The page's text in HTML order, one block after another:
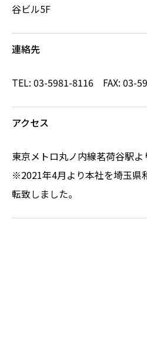
谷ビル5F
連絡先
TEL: 03-5981-8116 FAX: 03-
アクセス
東京メトロ丸ノ内線茗荷谷駅よ
※2021年4月より本社を埼玉県
転致しました。